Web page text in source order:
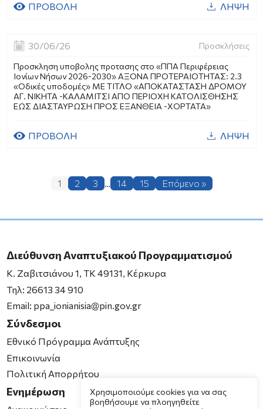
ΠΡΟΒΟΛΗ ΛΗΨΗ
30/06/26 Προσκλήσεις
Προσκληση υποβολης προτασης στο «ΠΠΑ Περιφέρειας
Ιονίων Νήσων 2026-2030» ΑΞΟΝΑ ΠΡΟΤΕΡΑΙΟΤΗΤΑΣ: 2.3
«Οδικές υποδομές» ΜΕ ΤΙΤΛΟ «ΑΠΟΚΑΤΑΣΤΑΣΗ ΔΡΟΜΟΥ
ΑΓ. ΝΙΚΗΤΑ -ΚΑΛΑΜΙΤΣΙ ΑΠΟ ΠΕΡΙΟΧΗ ΚΑΤΟΛΙΣΘΗΣΗΣ
ΕΩΣ ΔΙΑΣΤΑΥΡΩΣΗ ΠΡΟΣ ΕΞΑΝΘΕΙΑ -ΧΟΡΤΑΤΑ»
ΠΡΟΒΟΛΗ ΛΗΨΗ
1 2 3 … 14 15 Επόμενο »
Διεύθυνση Αναπτυξιακού Προγραμματισμού
K. Ζαβιτσιάνου 1, ΤΚ 49131, Κέρκυρα
Τηλ: 26613 34 910
Email: ppa_ionianisia@pin.gov.gr
Σύνδεσμοι
Εθνικό Πρόγραμμα Ανάπτυξης
Επικοινωνία
Πολιτική Απορρήτου
Ενημέρωση
Χρησιμοποιούμε cookies για να σας
βοηθήσουμε να πλοηγηθείτε